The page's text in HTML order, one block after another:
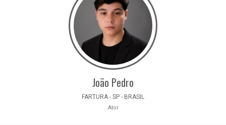
João Pedro
FARTURA - SP - BRASIL
Ator